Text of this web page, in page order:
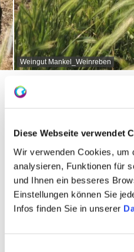
Diese Webseite verwendet
Wir verwenden Cookies, um
analysieren, Funktionen für
und Ihnen ein besseres
Einstellungen können Sie
Infos finden Sie in unserer
Weingut Mankel_Weinreben
Über uns
Kellermeister Tobias
Rebfläche 10 Hektar
Fachhandel